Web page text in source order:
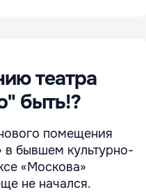
театра
быть!?
помещения
в бывшем культурно-
«Москова»
не начался.